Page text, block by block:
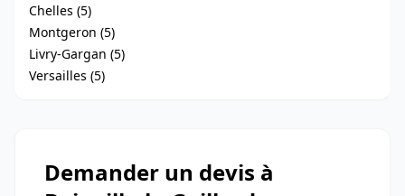
Chelles (5)
Montgeron (5)
Livry-Gargan (5)
Versailles (5)
Demander un devis à